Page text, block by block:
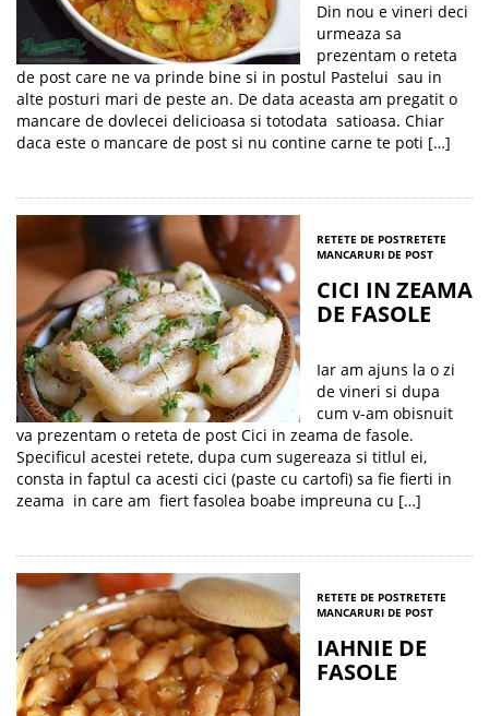
Din nou e vineri deci
urmeaza sa
prezentam o reteta
de post care ne va prinde bine si in postul Pastelui sau in
alte posturi mari de peste an. De data aceasta am pregatit o
mancare de dovlecei delicioasa si totodata satioasa. Chiar
daca este o mancare de post si nu contine carne te poti […]
RETETE DE POSTRETETE
MANCARURI DE POST
CICI IN ZEAMA
DE FASOLE
Iar am ajuns la o zi
de vineri si dupa
cum v-am obisnuit
va prezentam o reteta de post Cici in zeama de fasole.
Specificul acestei retete, dupa cum sugereaza si titlul ei,
consta in faptul ca acesti cici (paste cu cartofi) sa fie fierti in
zeama in care am fiert fasolea boabe impreuna cu […]
RETETE DE POSTRETETE
MANCARURI DE POST
IAHNIE DE
FASOLE